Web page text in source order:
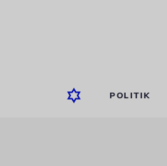
POLITIK